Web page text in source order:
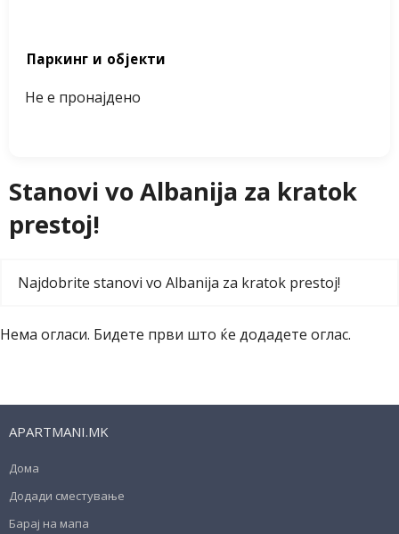
Паркинг и објекти
Не е пронајдено
Stanovi vo Albanija za kratok
prestoj!
Najdobrite stanovi vo Albanija za kratok prestoj!
Нема огласи. Бидете први што ќе додадете оглас.
APARTMANI.MK
Дома
Додади сместување
Барај на мапа